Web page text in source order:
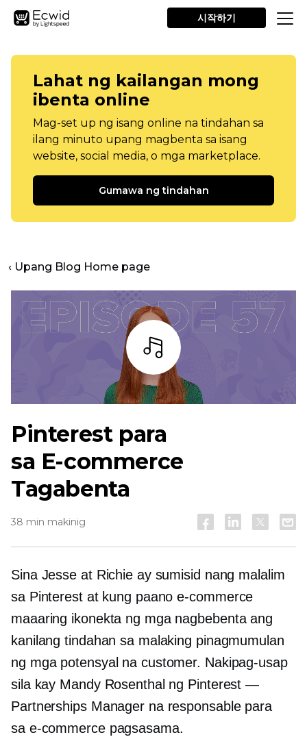
시작하기
Lahat ng kailangan mong
ibenta online
Mag-set up ng isang online na tindahan sa
ilang minuto upang magbenta sa isang
website, social media, o mga marketplace.
Gumawa ng tindahan
‹ Upang Blog Home page
Bar
Pinterest para
sa E-commerce
Tagabenta
38 min makinig
Sina Jesse at Richie ay sumisid nang malalim
sa Pinterest at kung paanoe-commerce
maaaring ikonekta ng mga nagbebenta ang
kanilang tindahan sa malaking pinagmumulan
ng mga potensyal na customer. Nakipag-usap
sila kay Mandy Rosenthal ng Pinterest —
Partnerships Manager na responsable para
sa e-commercepagsasama.